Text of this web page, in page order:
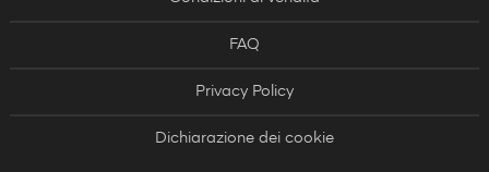
FAQ
Privacy Policy
Dichiarazione dei cookie